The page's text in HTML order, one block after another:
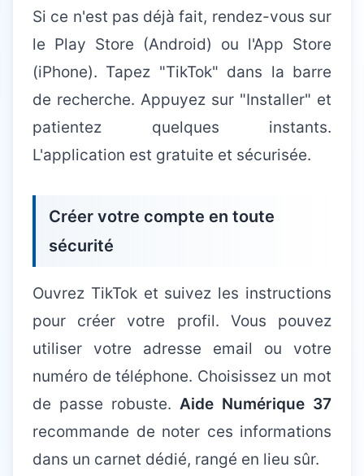
Si ce n'est pas déjà fait, rendez-vous sur
le Play Store (Android) ou l'App Store
(iPhone). Tapez "TikTok" dans la barre
de recherche. Appuyez sur "Installer" et
patientez quelques instants.
L'application est gratuite et sécurisée.
Créer votre compte en toute
sécurité
Ouvrez TikTok et suivez les instructions
pour créer votre profil. Vous pouvez
utiliser votre adresse email ou votre
numéro de téléphone. Choisissez un mot
de passe robuste. Aide Numérique 37
recommande de noter ces informations
dans un carnet dédié, rangé en lieu sûr.